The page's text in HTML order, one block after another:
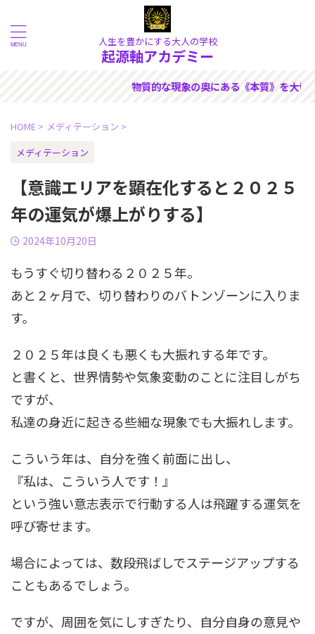
人生を豊かにする大人の学校
起源軸アカデミー
を大切にできる人のためのサ
HOME > メディテーション >
メディテーション
【意識エリアを顕在化すると２０２５
年の運気が爆上がりする】
2024年10月20日
もうすぐ切り替わる２０２５年。
あと２ヶ月で、切り替わりのバトンゾーンに入りま
す。
２０２５年は良くも悪くも大振れする年です。
と書くと、世界情勢や気象変動のことに注目しがち
ですが、
私達の身近に起きる些細な現象でも大振れします。
こういう年は、自分を強く前面に出し、
『私は、こういう人です！』
という強い意志表示で行動する人は飛躍する運気を
呼び寄せます。
場合によっては、数段飛ばしでステージアップする
こともあるでしょう。
ですが、周囲を気にしすぎたり、自分自身の意見や